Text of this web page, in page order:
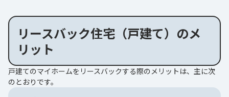
リースバック住宅（戸建て）のメ
リット
戸建てのマイホームをリースバックする際のメリットは、主に次
のとおりです。